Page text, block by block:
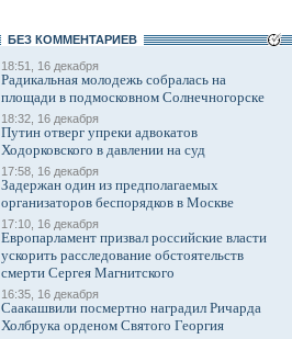
БЕЗ КОМMЕНТАРИЕВ
18:51, 16 декабря
Радикальная молодежь собралась на
площади в подмосковном Солнечногорске
18:32, 16 декабря
Путин отверг упреки адвокатов
Ходорковского в давлении на суд
17:58, 16 декабря
Задержан один из предполагаемых
организаторов беспорядков в Москве
17:10, 16 декабря
Европарламент призвал российские власти
ускорить расследование обстоятельств
смерти Сергея Магнитского
16:35, 16 декабря
Саакашвили посмертно наградил Ричарда
Холбрука орденом Святого Георгия